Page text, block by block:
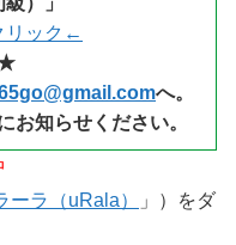
リック←
へ。
お知らせください。
ラ（uRala）
」）をダ